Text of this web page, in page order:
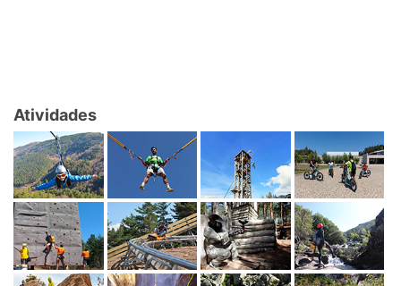
Atividades